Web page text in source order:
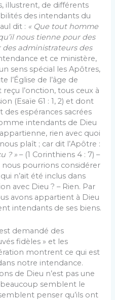
illustrent, de différents
des intendants du
dit : « Que tout homme
nous tienne pour des
administrateurs des
et ce ministère,
sens spécial les Apôtres,
l’Église de l’âge de
reçu l’onction, tous ceux à
(Esaïe 61 : 1, 2) et dont
espérances sacrées
intendants de Dieu
rien avec quoi
plaît ; car dit l’Apôtre :
? » – (1 Corinthiens 4 : 7) –
nous pourrions considérer
n’ait été inclus dans
avec Dieu ? – Rien. Par
avons appartient à Dieu
intendants de ses biens.
demandé des
fidèles » et les
montrent ce qui est
notre intendance.
de Dieu n’est pas une
semblent le
penser qu’ils ont